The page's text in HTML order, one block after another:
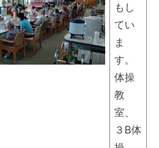
もし
てい
ま
す。
体操
教
室、
３B体